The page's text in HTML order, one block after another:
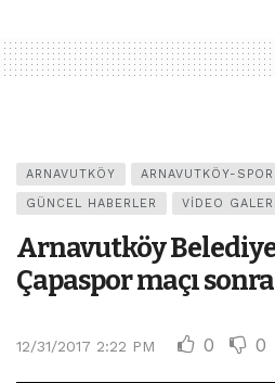
ARNAVUTKÖY ARNAVUTKÖY-
GÜNCEL HABERLER VIDEO GALERI
Arnavutköy
Çapaspor maçı
12/31/2017 2:22 PM 0 0